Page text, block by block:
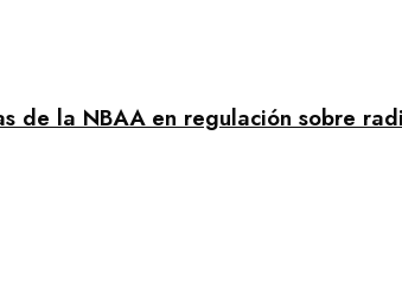
de la NBAA en regulación sobre